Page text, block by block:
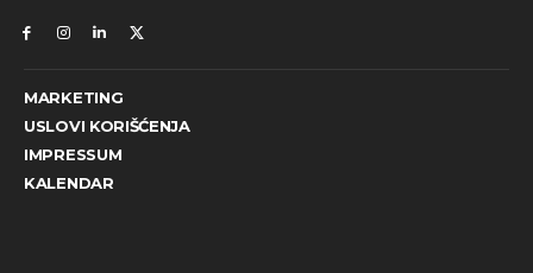
MARKETING
USLOVI KORIŠĆENJA
IMPRESSUM
KALENDAR